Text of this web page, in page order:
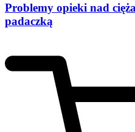
Problemy opieki nad
padaczką